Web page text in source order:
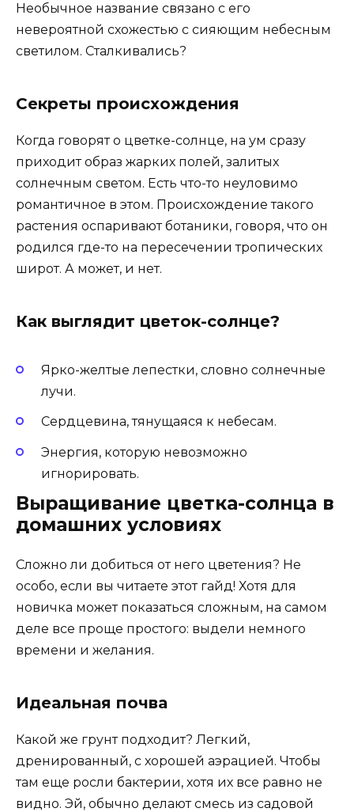
Необычное название связано с его
невероятной схожестью с сияющим небесным
светилом. Сталкивались?
Секреты происхождения
Когда говорят о цветке-солнце, на ум сразу
приходит образ жарких полей, залитых
солнечным светом. Есть что-то неуловимо
романтичное в этом. Происхождение такого
растения оспаривают ботаники, говоря, что он
родился где-то на пересечении тропических
широт. А может, и нет.
Как выглядит цветок-солнце?
Ярко-желтые лепестки, словно солнечные
лучи.
Сердцевина, тянущаяся к небесам.
Энергия, которую невозможно
игнорировать.
Выращивание цветка-солнца в
домашних условиях
Сложно ли добиться от него цветения? Не
особо, если вы читаете этот гайд! Хотя для
новичка может показаться сложным, на самом
деле все проще простого: выдели немного
времени и желания.
Идеальная почва
Какой же грунт подходит? Легкий,
дренированный, с хорошей аэрацией. Чтобы
там еще росли бактерии, хотя их все равно не
видно. Эй, обычно делают смесь из садовой